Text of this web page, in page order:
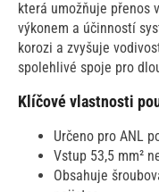
která umožňuje přenos
výkonem a účinností
korozi a zvyšuje
spolehlivé spoje pro
Klíčové vlastnosti
Určeno pro ANL
Vstup 53,5 mm²
Obsahuje